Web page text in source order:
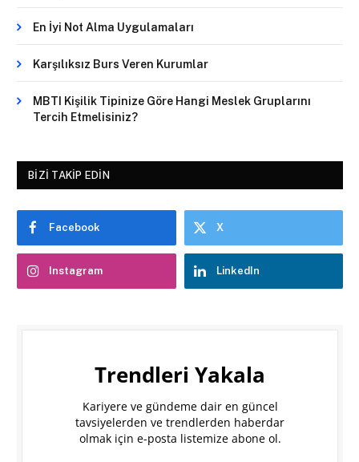
En İyi Not Alma Uygulamaları
Karşılıksız Burs Veren Kurumlar
MBTI Kişilik Tipinize Göre Hangi Meslek Gruplarını
Tercih Etmelisiniz?
BIZI TAKIP EDIN
Facebook X
Instagram LinkedIn
Trendleri Yakala
Kariyere ve gündeme dair en güncel
tavsiyelerden ve trendlerden haberdar
olmak için e-posta listemize abone ol.